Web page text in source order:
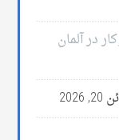
در آلمان